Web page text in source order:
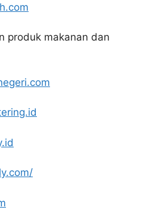
produk makanan dan